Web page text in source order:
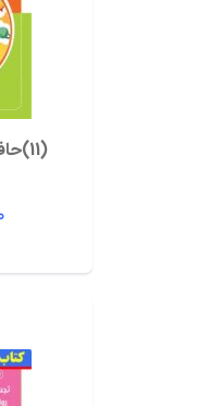
(11)حافظۀ دیداری پیشرفته